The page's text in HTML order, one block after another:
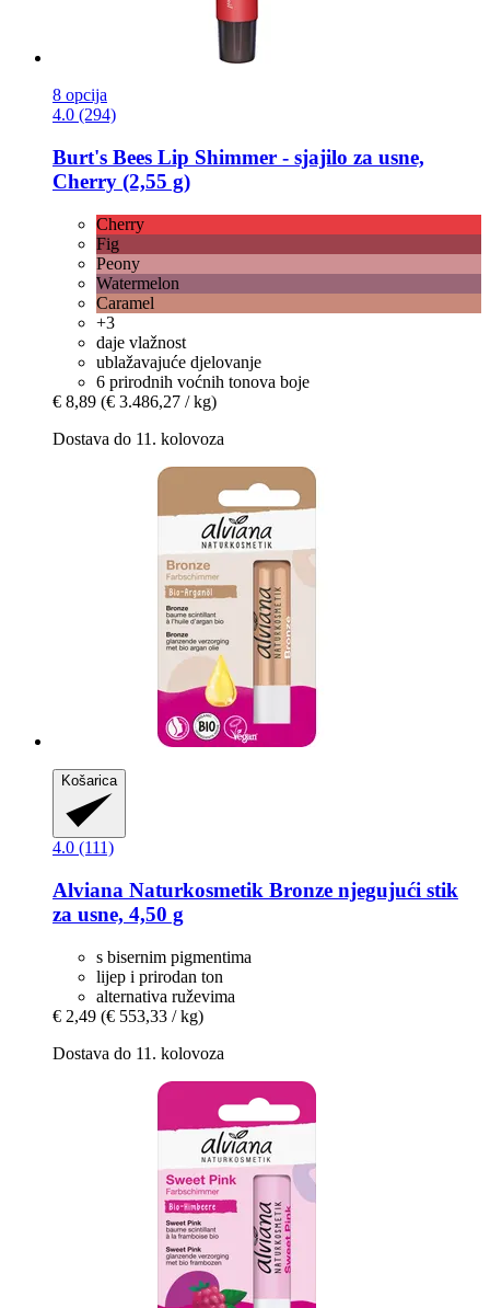
8 opcija
4.0 (294)
Burt's Bees Lip Shimmer -​ sjajilo za usne,
Cherry (2,55 g)
Cherry
Fig
Peony
Watermelon
Caramel
+3
daje vlažnost
ublažavajuće djelovanje
6 prirodnih voćnih tonova boje
€ 8,89 (€ 3.486,27 / kg)
Dostava do 11. kolovoza
Košarica
4.0 (111)
Alviana Naturkosmetik Bronze njegujući stik
za usne, 4,50 g
s bisernim pigmentima
lijep i prirodan ton
alternativa ruževima
€ 2,49 (€ 553,33 / kg)
Dostava do 11. kolovoza